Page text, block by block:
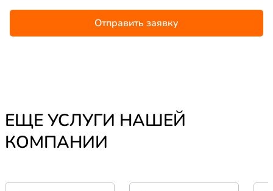
Отправить заявку
ЕЩЕ УСЛУГИ НАШЕЙ
КОМПАНИИ